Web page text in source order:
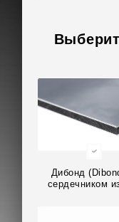
Дибонд
сердечником